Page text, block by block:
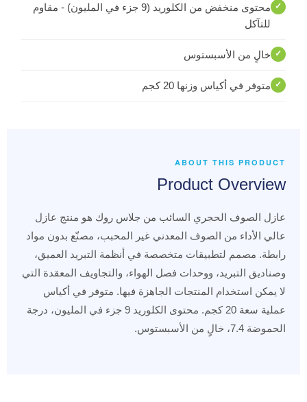
محتوى منخفض من الكلوريد (9 جزء في المليون) - مقاوم
للتآكل
خالٍ من الأسبستوس
متوفر في أكياس وزنها 20 كجم
ABOUT THIS PRODUCT
Product Overview
عازل الصوف الحجري السائب من جلاس روك هو منتج عازل
عالي الأداء من الصوف المعدني غير المحبب، مصنّع بدون مواد
رابطة. مصمم لتطبيقات متخصصة في أنظمة التبريد العميق،
وصناديق التبريد، ووحدات فصل الهواء، والتجاويف المعقدة التي
لا يمكن استخدام المنتجات الجاهزة فيها. متوفر في أكياس
عملية سعة 20 كجم. محتوى الكلوريد 9 جزء في المليون، درجة
الحموضة 7.4، خالٍ من الأسبستوس.